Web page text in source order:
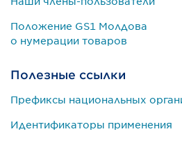
Положение GS1 Молдова
о нумерации товаров
Полезные ссылки
Префиксы национальных
Идентификаторы применения